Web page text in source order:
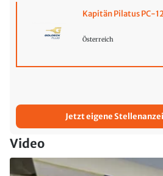
Kapitän Pilatus PC-
Österreich
Jetzt eigene
Video